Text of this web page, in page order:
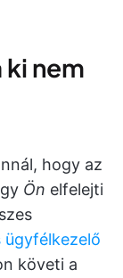
ki nem
hogy az
Ön elfelejti
ügyfélkezelő
követi a